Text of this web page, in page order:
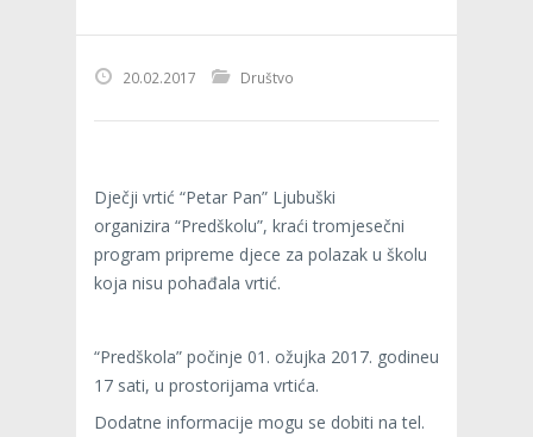
20.02.2017 Društvo
Dječji vrtić “Petar Pan” Ljubuški
organizira “Predškolu”, kraći tromjesečni
program pripreme djece za polazak u školu
koja nisu pohađala vrtić.
“Predškola” počinje 01. ožujka 2017. godineu
17 sati, u prostorijama vrtića.
Dodatne informacije mogu se dobiti na tel.